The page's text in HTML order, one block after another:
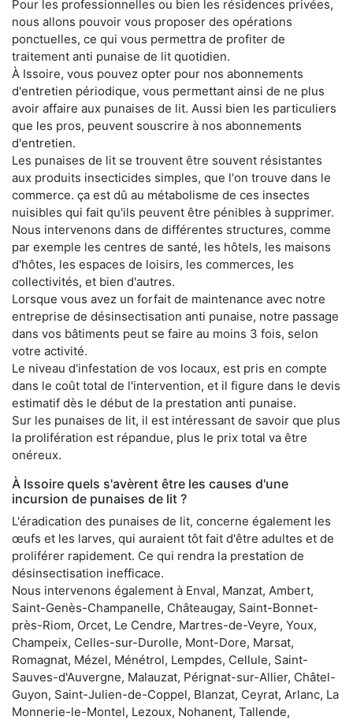
Pour les professionnelles ou bien les résidences privées,
nous allons pouvoir vous proposer des opérations
ponctuelles, ce qui vous permettra de profiter de
traitement anti punaise de lit quotidien.
À Issoire, vous pouvez opter pour nos abonnements
d'entretien périodique, vous permettant ainsi de ne plus
avoir affaire aux punaises de lit. Aussi bien les particuliers
que les pros, peuvent souscrire à nos abonnements
d'entretien.
Les punaises de lit se trouvent être souvent résistantes
aux produits insecticides simples, que l'on trouve dans le
commerce. ça est dû au métabolisme de ces insectes
nuisibles qui fait qu'ils peuvent être pénibles à supprimer.
Nous intervenons dans de différentes structures, comme
par exemple les centres de santé, les hôtels, les maisons
d'hôtes, les espaces de loisirs, les commerces, les
collectivités, et bien d'autres.
Lorsque vous avez un forfait de maintenance avec notre
entreprise de désinsectisation anti punaise, notre passage
dans vos bâtiments peut se faire au moins 3 fois, selon
votre activité.
Le niveau d'infestation de vos locaux, est pris en compte
dans le coût total de l'intervention, et il figure dans le devis
estimatif dès le début de la prestation anti punaise.
Sur les punaises de lit, il est intéressant de savoir que plus
la prolifération est répandue, plus le prix total va être
onéreux.
À Issoire quels s'avèrent être les causes d'une
incursion de punaises de lit ?
L'éradication des punaises de lit, concerne également les
œufs et les larves, qui auraient tôt fait d'être adultes et de
proliférer rapidement. Ce qui rendra la prestation de
désinsectisation inefficace.
Nous intervenons également à Enval, Manzat, Ambert,
Saint-Genès-Champanelle, Châteaugay, Saint-Bonnet-
près-Riom, Orcet, Le Cendre, Martres-de-Veyre, Youx,
Champeix, Celles-sur-Durolle, Mont-Dore, Marsat,
Romagnat, Mézel, Ménétrol, Lempdes, Cellule, Saint-
Sauves-d'Auvergne, Malauzat, Pérignat-sur-Allier, Châtel-
Guyon, Saint-Julien-de-Coppel, Blanzat, Ceyrat, Arlanc, La
Monnerie-le-Montel, Lezoux, Nohanent, Tallende,